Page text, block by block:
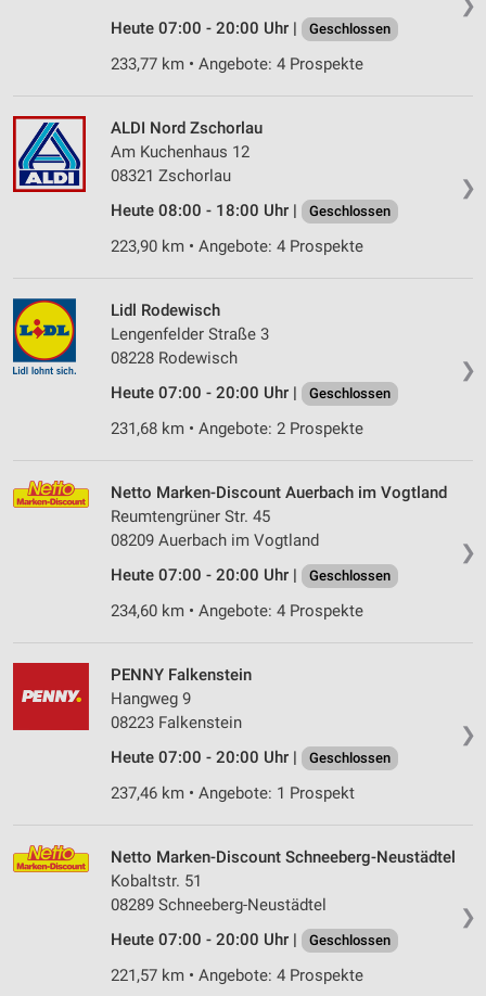
❯
Heute 07:00 - 20:00 Uhr |
Geschlossen
233,77 km • Angebote: 4 Prospekte
❯
ALDI Nord Zschorlau
Am Kuchenhaus 12
08321 Zschorlau
Heute 08:00 - 18:00 Uhr |
Geschlossen
223,90 km • Angebote: 4 Prospekte
❯
Lidl Rodewisch
Lengenfelder Straße 3
08228 Rodewisch
Heute 07:00 - 20:00 Uhr |
Geschlossen
231,68 km • Angebote: 2 Prospekte
❯
Netto Marken-Discount Auerbach im Vogtland
Reumtengrüner Str. 45
08209 Auerbach im Vogtland
Heute 07:00 - 20:00 Uhr |
Geschlossen
234,60 km • Angebote: 4 Prospekte
❯
PENNY Falkenstein
Hangweg 9
08223 Falkenstein
Heute 07:00 - 20:00 Uhr |
Geschlossen
237,46 km • Angebote: 1 Prospekt
❯
Netto Marken-Discount Schneeberg-Neustädtel
Kobaltstr. 51
08289 Schneeberg-Neustädtel
Heute 07:00 - 20:00 Uhr |
Geschlossen
221,57 km • Angebote: 4 Prospekte